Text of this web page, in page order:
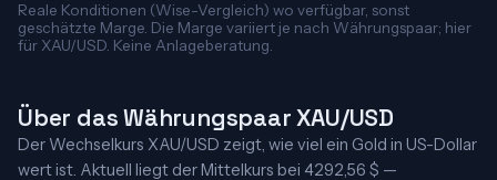
Reale Konditionen (Wise-Vergleich) wo verfügbar, sonst
geschätzte Marge. Die Marge variiert je nach Währungspaar; hier
für XAU/USD. Keine Anlageberatung.
Über das Währungspaar XAU/USD
Der Wechselkurs XAU/USD zeigt, wie viel ein Gold in US-Dollar
wert ist. Aktuell liegt der Mittelkurs bei 4292,56 $ —